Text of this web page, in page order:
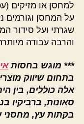
למחסן או מזיקים
על המחסן וגורמים
שגרתי ועל סידור
והרבה עבודה
*** מוגש בחסות
בתחום שיווק
אלה כוללים, בין
סאונות, ברביקיו
בקתות עץ, מחסני